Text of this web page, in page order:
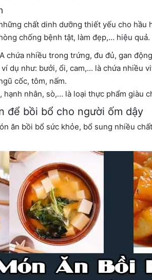
chất dinh dưỡng thiết yếu cho
chống bệnh tật, làm đẹp,… hiệu quả.
chứa nhiều trong trứng, đu đủ, gan
dụ như: bưởi, ổi, cam,… là chứa nhiều
cốc, tôm, nấm.
hạnh nhân, sò,… là loại thực phẩm giàu
để bồi bổ cho người ốm dậy
ăn bồi bổ sức khỏe, bổ sung nhiều